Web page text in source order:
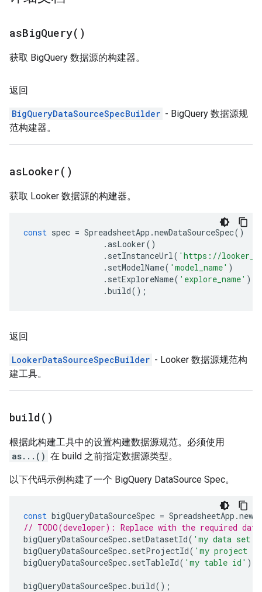
asBigQuery( )
获取 BigQuery 数据源的构建器。
返回
BigQueryDataSourceSpecBuilder - BigQuery 数据源规
范构建器。
asLooker( )
获取 Looker 数据源的构建器。
const spec = SpreadsheetApp .newDataSourceSpec()
.asLooker()
. setInstanceUrl( 'https://
. setModelName( 'model_name' )
. setExploreName( 'explore_name' )
.build();
返回
LookerDataSourceSpecBuilder - Looker 数据源规范构
建工具。
build( )
根据此构建工具中的设置构建数据源规范。必须使用
as...() 在 build 之前指定数据源类型。
以下代码示例构建了一个 BigQuery DataSource Spec。
const bigQueryDataSourceSpec = SpreadsheetApp .
// TODO(developer): Replace with the required
bigQueryDataSourceSpec. setDatasetId( 'my data set
bigQueryDataSourceSpec. setProjectId( 'my project
bigQueryDataSourceSpec. setTableId( 'my table id' );
bigQueryDataSourceSpec.build();